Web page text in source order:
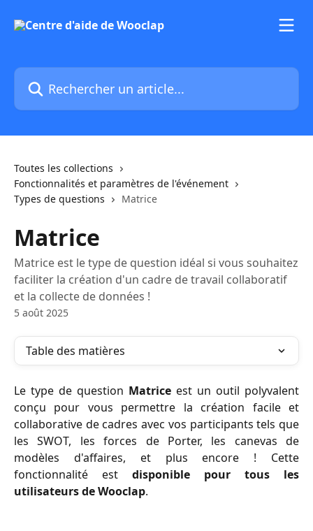
Rechercher un article...
Toutes les collections
Fonctionnalités et paramètres de l'événement
Types de questions
Matrice
Matrice
Matrice est le type de question idéal si vous souhaitez
faciliter la création d'un cadre de travail collaboratif
et la collecte de données !
5 août 2025
Table des matières
Le type de question Matrice est un outil polyvalent
conçu pour vous permettre la création facile et
collaborative de cadres avec vos participants tels que
les SWOT, les forces de Porter, les canevas de
modèles d'affaires, et plus encore ! Cette
fonctionnalité est disponible pour tous les
utilisateurs de Wooclap.